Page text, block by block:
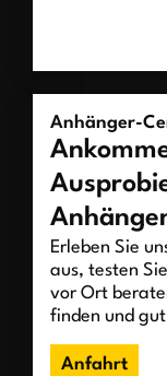
Anhänger-
Erleben Sie
aus, testen
vor Ort
finden und
Anfahrt